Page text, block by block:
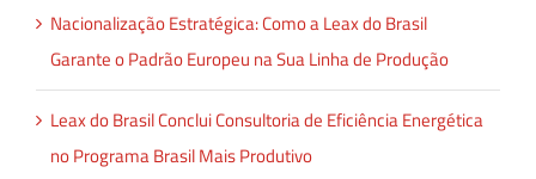
Nacionalização Estratégica: Como a Leax do Brasil
Garante o Padrão Europeu na Sua Linha de Produção
Leax do Brasil Conclui Consultoria de Eficiência Energética
no Programa Brasil Mais Produtivo